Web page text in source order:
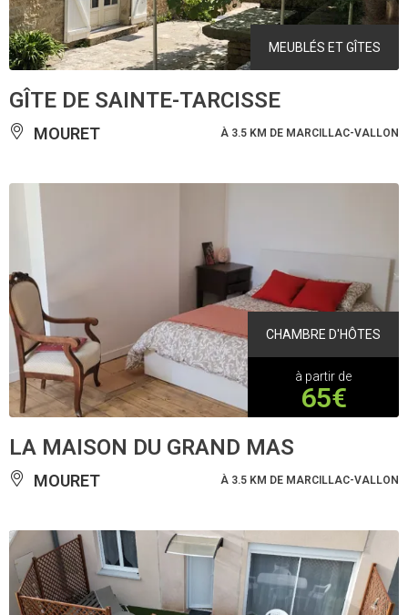
MEUBLÉS ET GÎTES
GÎTE DE SAINTE-TARCISSE
MOURET À 3.5 KM DE MARCILLAC-VALLON
CHAMBRE D'HÔTES
à partir de
65€
LA MAISON DU GRAND MAS
MOURET À 3.5 KM DE MARCILLAC-VALLON